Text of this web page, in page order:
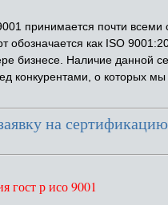
принимается почти
обозначается как ISO
бизнесе. Наличие данной
конкурентами, о которых мы
на
гост р исо 9001